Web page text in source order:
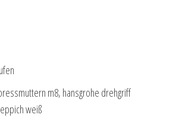
m8, hansgrohe drehgriff
weiß